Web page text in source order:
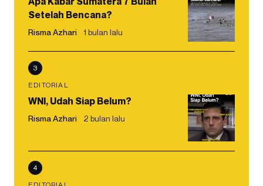
Setelah Bencana?
Risma Azhari 1 bulan lalu
3
EDITORIAL
WNI, Udah Siap Belum?
Risma Azhari 2 bulan lalu
4